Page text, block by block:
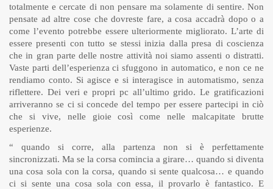
totalmente e cercate di non pensare ma solamente di sentire. Non
pensate ad altre cose che dovreste fare, a cosa accadrà dopo o a
come l’evento potrebbe essere ulteriormente migliorato. L’arte di
essere presenti con tutto se stessi inizia dalla presa di coscienza
che in gran parte delle nostre attività noi siamo assenti o distratti.
Vaste parti dell’esperienza ci sfuggono in automatico, e non ce ne
rendiamo conto. Si agisce e si interagisce in automatismo, senza
riflettere. Dei veri e propri pc all’ultimo grido. Le gratificazioni
arriveranno se ci si concede del tempo per essere partecipi in ciò
che si vive, nelle gioie così come nelle malcapitate brutte
esperienze.
“ quando si corre, alla partenza non si è perfettamente
sincronizzati. Ma se la corsa comincia a girare… quando si diventa
una cosa sola con la corsa, quando si sente qualcosa… e quando
ci si sente una cosa sola con essa, il provarlo è fantastico. E